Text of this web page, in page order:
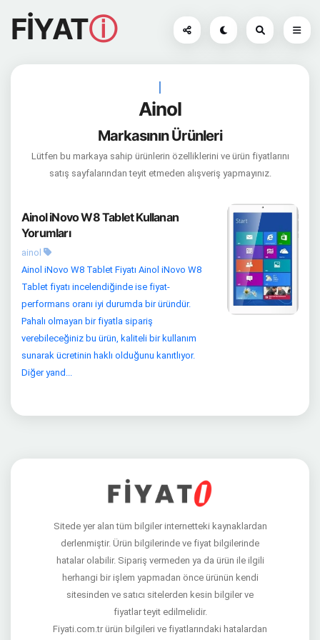
FİYATⓘ
|
Ainol
Markasının Ürünleri
Lütfen bu markaya sahip ürünlerin özelliklerini ve ürün fiyatlarını
satış sayfalarından teyit etmeden alışveriş yapmayınız.
Ainol iNovo W8 Tablet Kullanan
Yorumları
ainol
Ainol iNovo W8 Tablet Fiyatı Ainol iNovo W8
Tablet fiyatı incelendiğinde ise fiyat-
performans oranı iyi durumda bir üründür.
Pahalı olmayan bir fiyatla sipariş
verebileceğiniz bu ürün, kaliteli bir kullanım
sunarak ücretinin haklı olduğunu kanıtlıyor.
Diğer yand...
Sitede yer alan tüm bilgiler internetteki kaynaklardan
derlenmiştir. Ürün bilgilerinde ve fiyat bilgilerinde
hatalar olabilir. Sipariş vermeden ya da ürün ile ilgili
herhangi bir işlem yapmadan önce ürünün kendi
sitesinden ve satıcı sitelerden kesin bilgiler ve
fiyatlar teyit edilmelidir.
Fiyati.com.tr ürün bilgileri ve fiyatlarındaki hatalardan